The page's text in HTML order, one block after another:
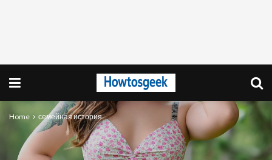
Home семейная история